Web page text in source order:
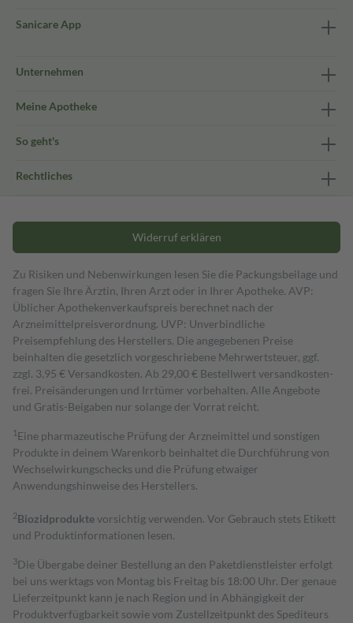
Sanicare App
Unternehmen
Meine Apotheke
So geht's
Rechtliches
Widerruf erklären
Zu Risiken und Nebenwirkungen lesen Sie die Packungsbeilage und
fragen Sie Ihre Ärztin, Ihren Arzt oder in Ihrer Apotheke. AVP:
Üblicher Apothekenverkaufspreis berechnet nach der
Arzneimittelpreisverordnung. UVP: Unverbindliche
Preisempfehlung des Herstellers. Die angegebenen Preise
beinhalten die gesetzlich vorgeschriebene Mehrwertsteuer, ggf.
zzgl. 3,95 € Versandkosten. Ab 29,00 € Bestell­wert versand­kosten­
frei. Preisänderungen und Irrtümer vorbehalten. Alle Angebote
und Gratis-Beigaben nur solange der Vorrat reicht.
1 Eine pharmazeutische Prüfung der Arzneimittel und sonstigen
Produkte in deinem Warenkorb beinhaltet die Durchführung von
Wechselwirkungschecks und die Prüfung etwaiger
Anwendungshinweise des Herstellers.
2Biozidproduktevorsichtig verwenden. Vor Gebrauch stets Etikett
und Produktinformationen lesen.
3Die Übergabe deiner Bestellung an den Paketdienstleister erfolgt
bei uns werktags von Montag bis Freitag bis 18:00 Uhr. Der genaue
Lieferzeitpunkt kann je nach Region und in Abhängigkeit der
Produktverfügbarkeit sowie vom Zustellzeitpunkt des Spediteurs